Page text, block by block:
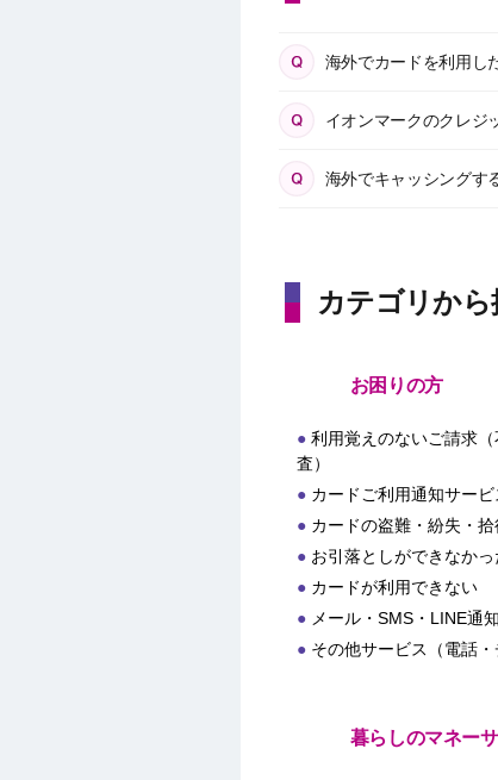
海外でカードを利用し
イオンマークのクレジ
海外でキャッシングす
カテゴリから
お困りの方
利用覚えのないご請求（
査）
カードご利用通知サービ
カードの盗難・紛失・拾
お引落としができなかっ
カードが利用できない
メール・SMS・LINE通知
その他サービス（電話・
暮らしのマネー